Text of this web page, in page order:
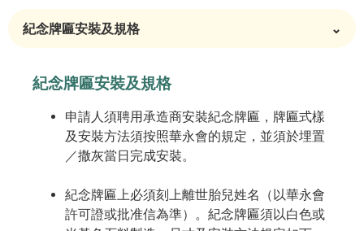
紀念牌匾安裝及規格 ⌄
紀念牌匾安裝及規格
申請人須聘用承造商安裝紀念牌匾，牌匾式樣
及安裝方法須按照華永會的規定，並須於埋置
／撒灰當日完成安裝。
紀念牌匾上必須刻上離世胎兒姓名（以華永會
許可證或批准信為準）。紀念牌匾須以白色或